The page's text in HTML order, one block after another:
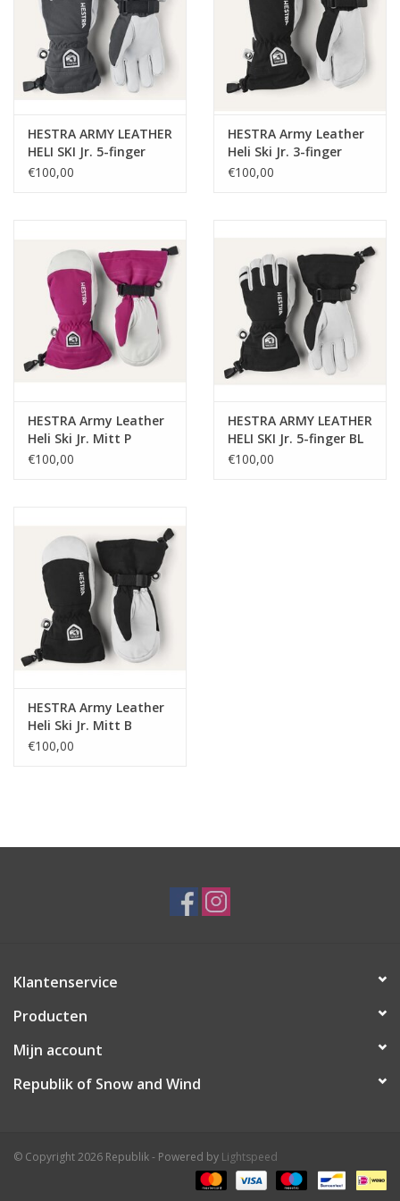
HESTRA ARMY LEATHER
HELI SKI Jr. 5-finger
€100,00
HESTRA Army Leather
Heli Ski Jr. 3-finger
€100,00
HESTRA Army Leather
Heli Ski Jr. Mitt P
€100,00
HESTRA ARMY LEATHER
HELI SKI Jr. 5-finger BL
€100,00
HESTRA Army Leather
Heli Ski Jr. Mitt B
€100,00
Klantenservice
Producten
Mijn account
Republik of Snow and Wind
© Copyright 2026 Republik - Powered by Lightspeed